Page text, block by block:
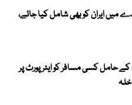
میں ایران کو بھی شامل کیا جائے،
حامل کسی مسافر کو ایئرپورٹ پر